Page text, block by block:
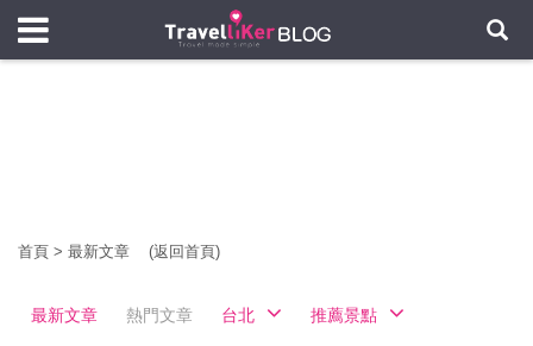
首頁 > 最新文章 (返回首頁)
最新文章 熱門文章 台北 推薦景點